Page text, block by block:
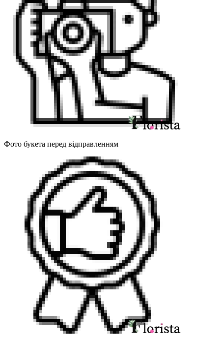
Фото букета перед відправленням